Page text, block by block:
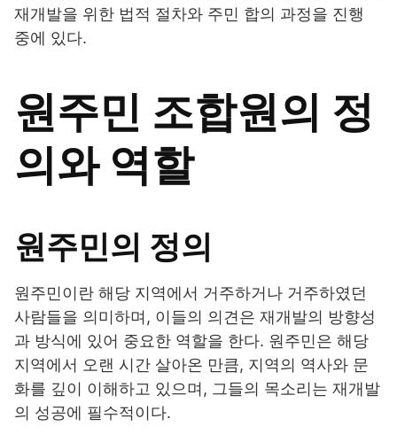
재개발을 위한 법적 절차와 주민 합의 과정을 진행
중에 있다.
원주민 조합원의 정
의와 역할
원주민의 정의
원주민이란 해당 지역에서 거주하거나 거주하였던
사람들을 의미하며, 이들의 의견은 재개발의 방향성
과 방식에 있어 중요한 역할을 한다. 원주민은 해당
지역에서 오랜 시간 살아온 만큼, 지역의 역사와 문
화를 깊이 이해하고 있으며, 그들의 목소리는 재개발
의 성공에 필수적이다.